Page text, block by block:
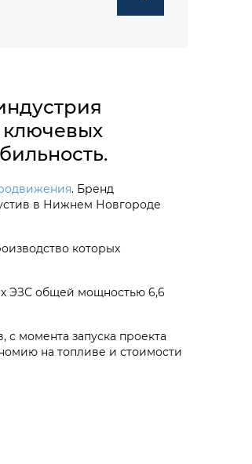
. Бренд
в Нижнем Новгороде
которых
ЭЗС общей мощностью 6,6
момента запуска проекта
на топливе и стоимости